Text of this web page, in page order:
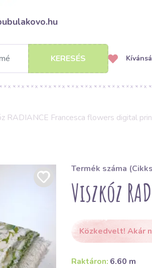
KERESÉS
RADIANCE Francesca flowers digital
Termék száma
Viszkóz
Közkedvelt! Akár
Raktáron: 6.60 m